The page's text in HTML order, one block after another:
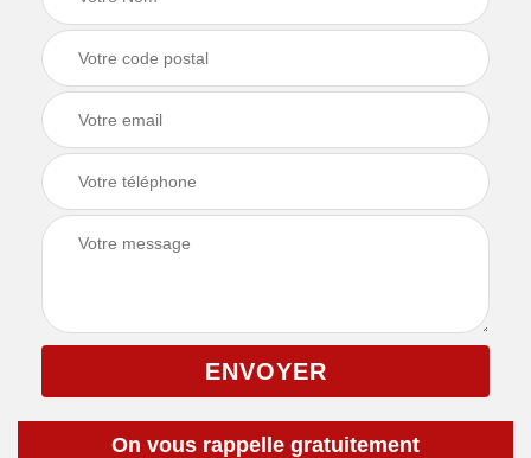
On vous rappelle gratuitement